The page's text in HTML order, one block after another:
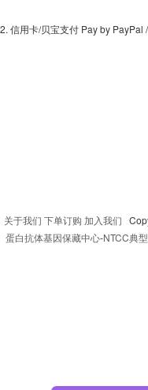
2. 信用卡/贝宝支付 Pay by
关于我们 下单订购 加入我们
蛋白抗体基因保藏中心-NTCC典